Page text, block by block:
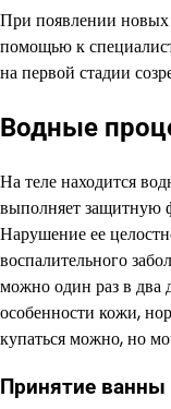
При появлении новых
помощью к
на первой стадии
Водные
На теле находится
выполняет защитную
Нарушение ее
воспалительного
можно один раз в два
особенности кожи,
купаться можно, но
Принятие ванны